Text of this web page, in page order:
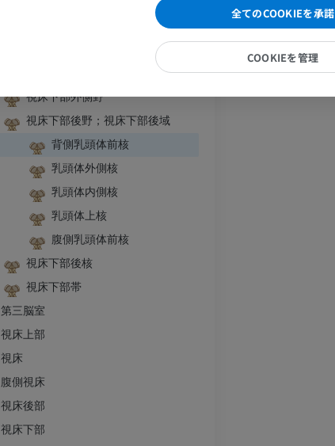
視床下部背側野；視床下部背側域
視床下部中間野；視床下部中間域
視床下部外側野
視床下部後野；視床下部後域
背側乳頭体前核
乳頭体外側核
乳頭体内側核
乳頭体上核
腹側乳頭体前核
視床下部後核
視床下部帯
第三脳室
視床上部
視床
腹側視床
視床後部
視床下部
イラストレーション
上肢動脈造影
血管造影
全てのCOOKIEを承諾
COOKIEを管理